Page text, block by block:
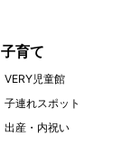
子育て
VERY児童館
子連れスポット
出産・内祝い